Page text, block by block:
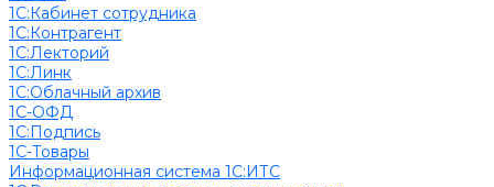
1С:Кабинет сотрудника
1С:Контрагент
1С:Лекторий
1С:Линк
1С:Облачный архив
1С-ОФД
1С:Подпись
1С-Товары
Информационная система 1С:ИТС